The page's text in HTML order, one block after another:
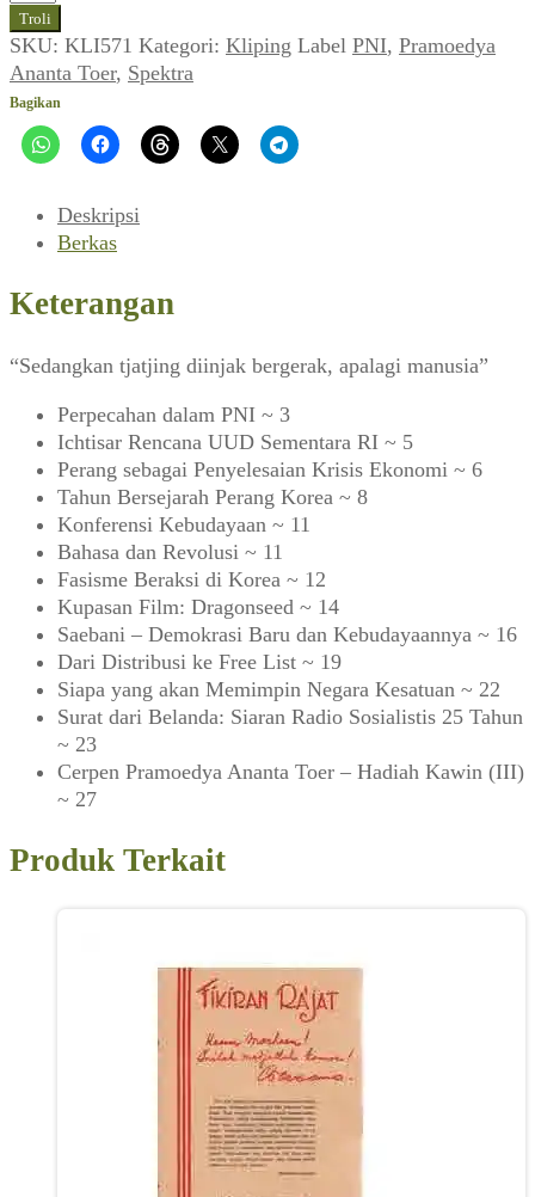
Spektra
(No
2
Th
1950)
Troli
SKU: KLI571 Kategori: Kliping Label PNI, Pramoedya
Ananta Toer, Spektra
Bagikan
Deskripsi
Berkas
Keterangan
“Sedangkan tjatjing diinjak bergerak, apalagi manusia”
Perpecahan dalam PNI ~ 3
Ichtisar Rencana UUD Sementara RI ~ 5
Perang sebagai Penyelesaian Krisis Ekonomi ~ 6
Tahun Bersejarah Perang Korea ~ 8
Konferensi Kebudayaan ~ 11
Bahasa dan Revolusi ~ 11
Fasisme Beraksi di Korea ~ 12
Kupasan Film: Dragonseed ~ 14
Saebani – Demokrasi Baru dan Kebudayaannya ~ 16
Dari Distribusi ke Free List ~ 19
Siapa yang akan Memimpin Negara Kesatuan ~ 22
Surat dari Belanda: Siaran Radio Sosialistis 25 Tahun
~ 23
Cerpen Pramoedya Ananta Toer – Hadiah Kawin (III)
~ 27
Produk Terkait